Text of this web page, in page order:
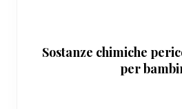
Sostanze chimiche
per